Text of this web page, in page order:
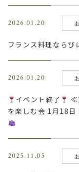
2026.01.20
フランス料理ならび
2026.01.20
イベント終了
≪
を楽しむ会 1月18
2025.11.05